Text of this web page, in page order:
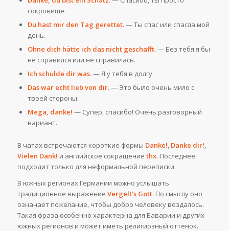
сокровище.
Du hast mir den Tag gerettet.— Ты спас или спасла мой
день.
Ohne dich hätte ich das nicht geschafft.— Без тебя я бы
не справился или не справилась.
Ich schulde dir was.— Я у тебя в долгу.
Das war echt lieb von dir.— Это было очень мило с
твоей стороны.
Mega, danke! — Супер, спасибо! Очень разговорный
вариант.
В чатах встречаются короткие формы Danke! Danke dir!
Vielen Dank! и английское сокращение thx. Последнее
подходит только для неформальной переписки.
В южных регионах Германии можно услышать
традиционное выражение Vergelt’s Gott. По смыслу оно
означает пожелание, чтобы добро человеку воздалось.
Такая фраза особенно характерна для Баварии и других
южных регионов и может иметь религиозный оттенок.